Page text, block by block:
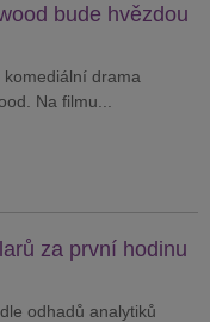
bude hvězdou
drama
Na filmu...
za první hodinu
odhadů analytiků